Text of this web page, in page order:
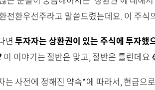
전환우선주라고 말씀드렸는데요. 이 주
면 투자자는 상환권이 있는 주식에 투자했
이 이야기는 절반은 맞고, 절반은 틀린데요
는 사전에 정해진 약속*에 따라서, 현금으